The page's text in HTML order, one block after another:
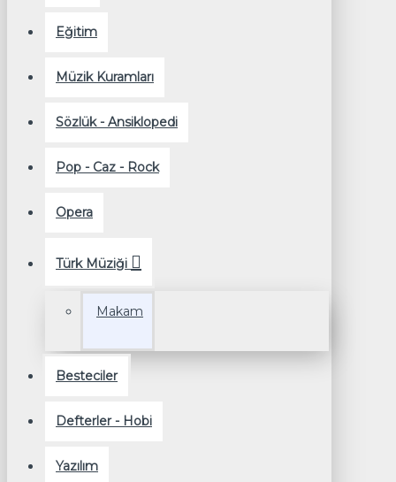
Eğitim
Müzik Kuramları
Sözlük - Ansiklopedi
Pop - Caz - Rock
Opera
Türk Müziği
Makam
Besteciler
Defterler - Hobi
Yazılım